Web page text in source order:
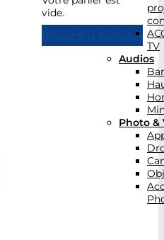
vide.
Retour à la boutique
TV
Audios
Photo &